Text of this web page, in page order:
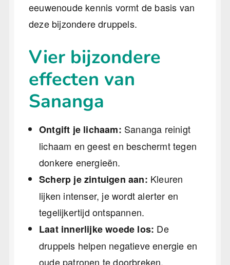
eeuwenoude kennis vormt de basis van
deze bijzondere druppels.
Vier bijzondere
effecten van
Sananga
Ontgift je lichaam: Sananga reinigt
lichaam en geest en beschermt tegen
donkere energieën.
Scherp je zintuigen aan: Kleuren
lijken intenser, je wordt alerter en
tegelijkertijd ontspannen.
Laat innerlijke woede los: De
druppels helpen negatieve energie en
oude patronen te doorbreken.